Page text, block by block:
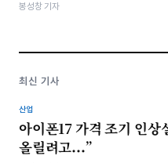
봉성창 기자
최신 기사
산업
아이폰17 가격 조기 인상
올릴려고...”